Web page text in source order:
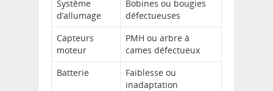
Système
d’allumage
Bobines ou bougies
défectueuses
Capteurs
moteur
PMH ou arbre à
cames défectueux
Batterie
Faiblesse ou
inadaptation